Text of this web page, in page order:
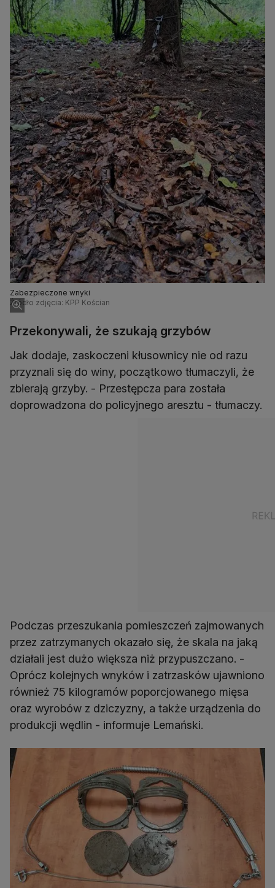
Zabezpieczone wnyki
Źródło zdjęcia: KPP Kościan
Przekonywali, że szukają grzybów
Jak dodaje, zaskoczeni kłusownicy nie od razu
przyznali się do winy, początkowo tłumaczyli, że
zbierają grzyby. - Przestępcza para została
doprowadzona do policyjnego aresztu - tłumaczy.
Podczas przeszukania pomieszczeń zajmowanych
przez zatrzymanych okazało się, że skala na jaką
działali jest dużo większa niż przypuszczano. -
Oprócz kolejnych wnyków i zatrzasków ujawniono
również 75 kilogramów poporcjowanego mięsa
oraz wyrobów z dziczyzny, a także urządzenia do
produkcji wędlin - informuje Lemański.